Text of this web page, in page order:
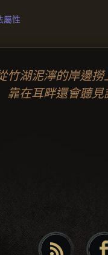
屬性
竹湖泥濘的岸邊撈
靠在耳畔還會聽見